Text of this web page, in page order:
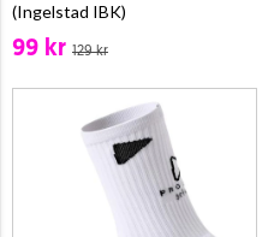
(Ingelstad IBK)
99 kr 129 kr